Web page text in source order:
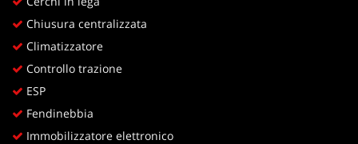
Chiusura centralizzata
Climatizzatore
Controllo trazione
ESP
Fendinebbia
Immobilizzatore elettronico